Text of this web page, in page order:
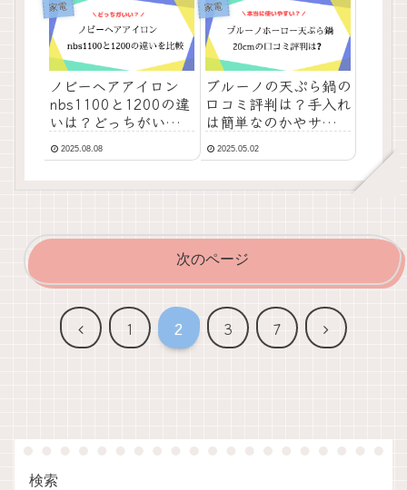
家電
ノビーヘアアイロン
nbs1100と1200の違
いは？どっちがいいの
かおすすめを紹介！
2025.08.08
家電
ブルーノの天ぷら鍋の
口コミ評判は？手入れ
は簡単なのかやサイズ
感についても紹介！
2025.05.02
次のページ
前
1 2 3 7
次
検索